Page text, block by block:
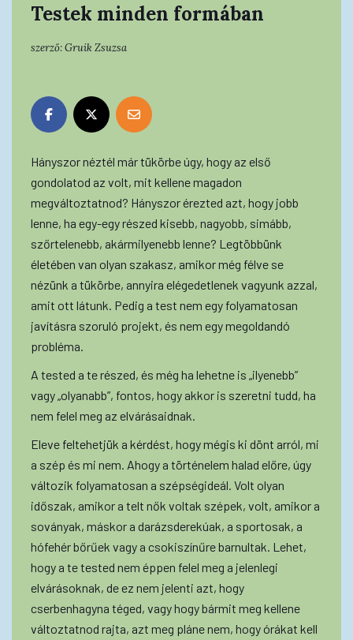
Testek minden formában
szerző:Gruik Zsuzsa
Hányszor néztél már tükörbe úgy, hogy az első
gondolatod az volt, mit kellene magadon
megváltoztatnod? Hányszor érezted azt, hogy jobb
lenne, ha egy-egy részed kisebb, nagyobb, simább,
szőrtelenebb, akármilyenebb lenne? Legtöbbünk
életében van olyan szakasz, amikor még félve se
nézünk a tükörbe, annyira elégedetlenek vagyunk azzal,
amit ott látunk. Pedig a test nem egy folyamatosan
javításra szoruló projekt, és nem egy megoldandó
probléma.
A tested a te részed, és még ha lehetne is „ilyenebb”
vagy „olyanabb”, fontos, hogy akkor is szeretni tudd, ha
nem felel meg az elvárásaidnak.
Eleve feltehetjük a kérdést, hogy mégis ki dönt arról, mi
a szép és mi nem. Ahogy a történelem halad előre, úgy
változik folyamatosan a szépségideál. Volt olyan
időszak, amikor a telt nők voltak szépek, volt, amikor a
soványak, máskor a darázsderekúak, a sportosak, a
hófehér bőrűek vagy a csokiszínűre barnultak. Lehet,
hogy a te tested nem éppen felel meg a jelenlegi
elvárásoknak, de ez nem jelenti azt, hogy
cserbenhagyna téged, vagy hogy bármit meg kellene
változtatnod rajta, azt meg pláne nem, hogy órákat kell